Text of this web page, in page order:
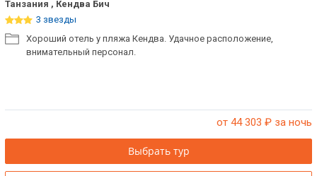
Танзания , Кендва Бич
3 звезды
Хороший отель у пляжа Кендва. Удачное расположение,
внимательный персонал.
от 44 303 ₽ за ночь
Выбрать тур